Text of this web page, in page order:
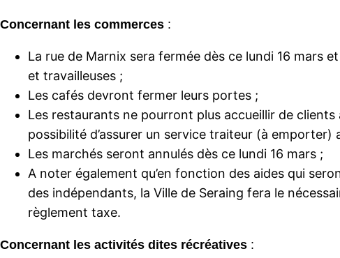
Concernant les commerces :
La rue de Marnix sera fermée dès ce lundi 16 mars
et travailleuses ;
Les cafés devront fermer leurs portes ;
Les restaurants ne pourront plus accueillir de
possibilité d’assurer un service traiteur (à
Les marchés seront annulés dès ce lundi 16 mars ;
A noter également qu’en fonction des aides qui
des indépendants, la Ville de Seraing fera le
règlement taxe.
Concernant les activités dites récréatives :